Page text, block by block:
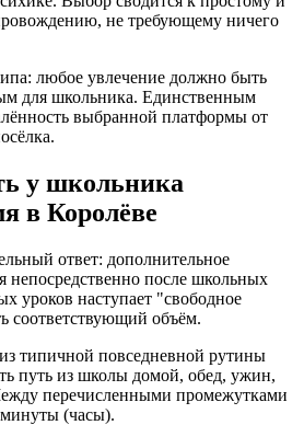
не требующему ничего
любое увлечение должно быть
для школьника. Единственным
выбранной платформы от
у школьника
в Королёве
ответ: дополнительное
непосредственно после школьных
уроков наступает "свободное
соответствующий объём.
типичной повседневной рутины
путь из школы домой, обед, ужин,
перечисленными промежутками
(часы).